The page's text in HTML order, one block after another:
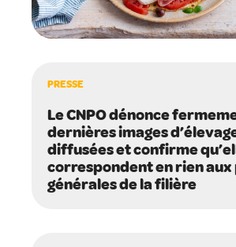
PRESSE
Le CNPO dénonce
dernières images
diffusées et confirme
correspondent en rien
générales de la filière